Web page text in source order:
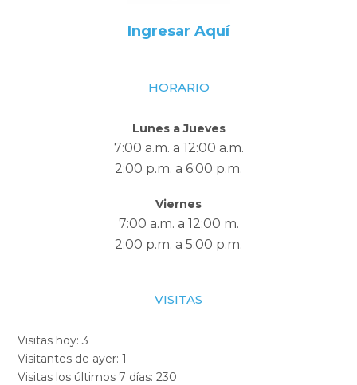
Ingresar Aquí
HORARIO
Lunes a Jueves
7:00 a.m. a 12:00 a.m.
2:00 p.m. a 6:00 p.m.
Viernes
7:00 a.m. a 12:00 m.
2:00 p.m. a 5:00 p.m.
VISITAS
Visitas hoy:3
Visitantes de ayer:1
Visitas los últimos 7 días:230